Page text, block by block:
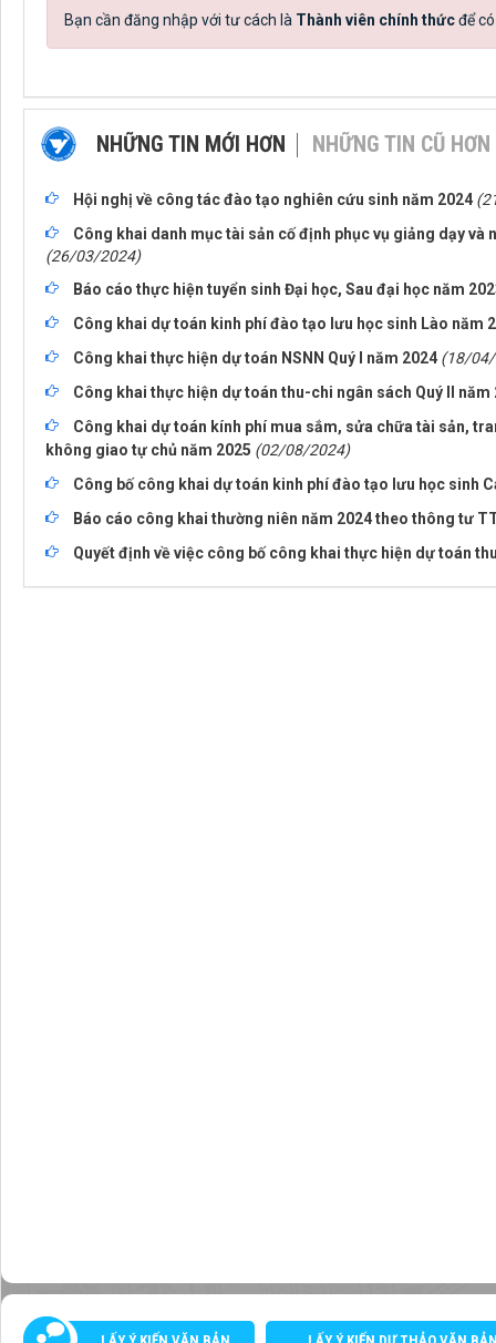
Bạn cần đăng nhập với tư cách là Thành viên chính thứcđể
NHỮNG TIN MỚI HƠN NHỮNG TIN CŨ HƠN
Hội nghị về công tác đào tạo nghiên cứu sinh năm 2024
Công khai danh mục tài sản cố định phục vụ giảng dạy
(26/03/2024)
Báo cáo thực hiện tuyển sinh Đại học, Sau đại học năm
Công khai dự toán kinh phí đào tạo lưu học sinh Lào năm
Công khai thực hiện dự toán NSNN Quý I năm 2024 (18/
Công khai thực hiện dự toán thu-chi ngân sách Quý II năm
Công khai dự toán kính phí mua sắm, sửa chữa tài sản,
không giao tự chủ năm 2025 (02/08/2024)
Công bố công khai dự toán kinh phí đào tạo lưu học sinh
Báo cáo công khai thường niên năm 2024 theo thông tư
Quyết định về việc công bố công khai thực hiện dự toán